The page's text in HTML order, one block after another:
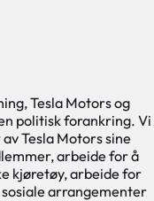
Tesla Motors og
politisk forankring. Vi
Tesla Motors sine
arbeide for å
kjøretøy, arbeide for
arrangementer